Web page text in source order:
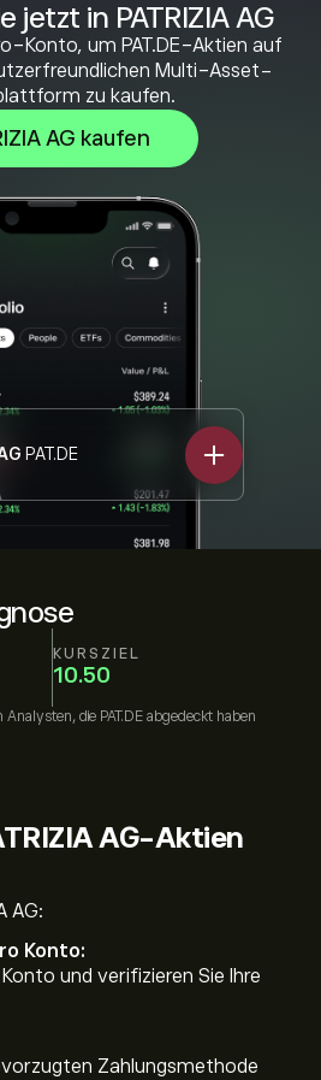
KURSZIEL
10.50
Analysten, die PAT.DE abgedeckt haben
jetzt in PATRIZIA AG
Konto, um PAT.DE-Aktien auf
Multi-Asset-
zu kaufen.
AG kaufen
PAT.DE
AG-Aktien
AG:
Konto:
und verifizieren Sie Ihre
Zahlungsmethode